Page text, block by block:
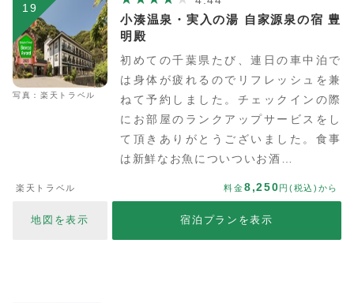
19
写真：楽天トラベル
小湊温泉・実入の湯 自家源泉の宿 豊
明殿
初めての千葉県たび、連日の車中泊で
は身体が疲れるのでリフレッシュを兼
ねて予約しました。チェックインの際
にお部屋のランクアップサービスをし
て頂きありがとうございました。食事
は新鮮なお魚についついお酒…
楽天トラベル 料金8,250円(税込)から
地図を表示 宿泊プランを表示